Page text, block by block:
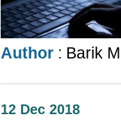
Author : Barik
12 Dec 2018